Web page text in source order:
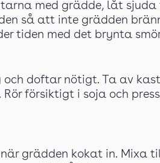
med grädde, låt sjuda
så att inte grädden
tiden med det brynta
doftar nötigt. Ta av
försiktigt i soja och
grädden kokat in. Mixa